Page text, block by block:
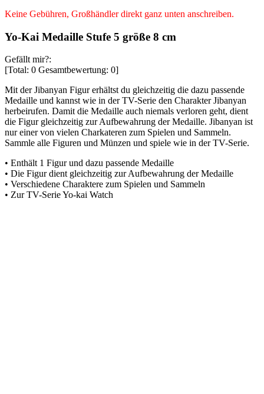
Keine Gebühren, Großhändler direkt ganz unten anschreiben.
Yo-Kai Medaille Stufe 5 größe 8 cm
Gefällt mir?:
[Total: 0 Gesamtbewertung: 0]
Mit der Jibanyan Figur erhältst du gleichzeitig die dazu passende
Medaille und kannst wie in der TV-Serie den Charakter Jibanyan
herbeirufen. Damit die Medaille auch niemals verloren geht, dient
die Figur gleichzeitig zur Aufbewahrung der Medaille. Jibanyan ist
nur einer von vielen Charkateren zum Spielen und Sammeln.
Sammle alle Figuren und Münzen und spiele wie in der TV-Serie.
• Enthält 1 Figur und dazu passende Medaille
• Die Figur dient gleichzeitig zur Aufbewahrung der Medaille
• Verschiedene Charaktere zum Spielen und Sammeln
• Zur TV-Serie Yo-kai Watch